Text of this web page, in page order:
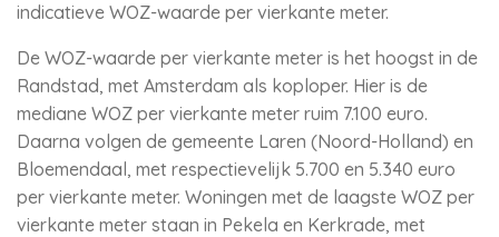
indicatieve WOZ-waarde per vierkante meter.
De WOZ-waarde per vierkante meter is het hoogst in de
Randstad, met Amsterdam als koploper. Hier is de
mediane WOZ per vierkante meter ruim 7.100 euro.
Daarna volgen de gemeente Laren (Noord-Holland) en
Bloemendaal, met respectievelijk 5.700 en 5.340 euro
per vierkante meter. Woningen met de laagste WOZ per
vierkante meter staan in Pekela en Kerkrade, met